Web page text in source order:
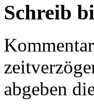
Schreib
abgeben